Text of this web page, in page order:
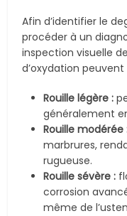
Afin d’identifier le
procéder à un
inspection visuelle
d’oxydation
Rouille légère :
généralement
Rouille modérée
marbrures,
rugueuse.
Rouille sévère :
corrosion
même de